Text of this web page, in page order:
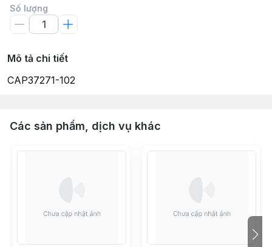
Số lượng
Mô tả chi tiết
CAP37271-102
Các sản phẩm, dịch vụ khác